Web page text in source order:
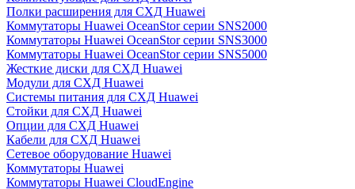
Полки расширения для СХД Huawei
Коммутаторы Huawei OceanStor серии SNS2000
Коммутаторы Huawei OceanStor серии SNS3000
Коммутаторы Huawei OceanStor серии SNS5000
Жесткие диски для СХД Huawei
Модули для СХД Huawei
Системы питания для СХД Huawei
Стойки для СХД Huawei
Опции для СХД Huawei
Кабели для СХД Huawei
Сетевое оборудование Huawei
Коммутаторы Huawei
Коммутаторы Huawei CloudEngine